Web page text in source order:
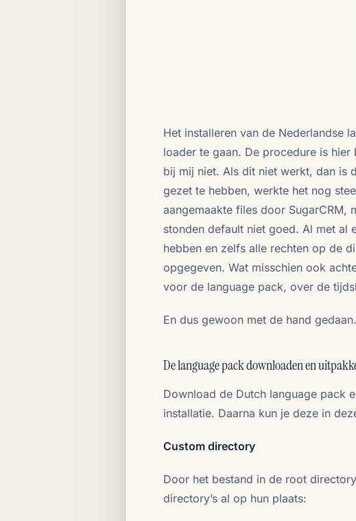
Het installeren van de Nederlandse
loader te gaan. De procedure is hier
bij mij niet. Als dit niet werkt, dan is
gezet te hebben, werkte het nog
aangemaakte files door SugarCRM,
stonden default niet goed. Al met al
hebben en zelfs alle rechten op de
opgegeven. Wat misschien ook
voor de language pack, over de
En dus gewoon met de hand
De language pack downloaden en
Download de Dutch language pack
installatie. Daarna kun je deze in
Custom directory
Door het bestand in de root
directory’s al op hun plaats: